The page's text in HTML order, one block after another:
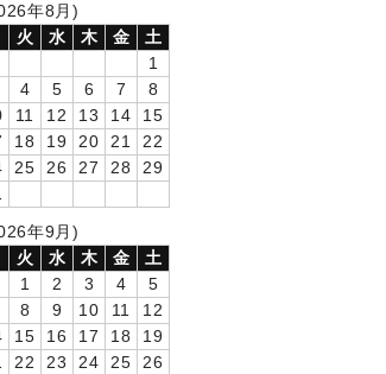
年8月)
火 水 木 金
土
1
4 5 6 7
8
11 12 13 14
15
18 19 20 21
22
25 26 27 28
29
年9月)
火 水 木 金
土
1
2 3 4
5
8 9 10 11
12
15 16 17 18
19
22 23 24 25
26